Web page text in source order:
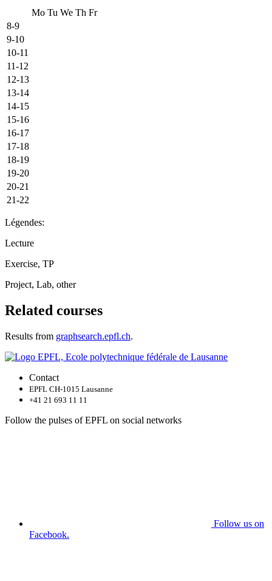
Mo Tu We Th Fr
8-9
9-10
10-11
11-12
12-13
13-14
14-15
15-16
16-17
17-18
18-19
19-20
20-21
21-22
Légendes:
Lecture
Exercise, TP
Project, Lab, other
Related courses
Results from graphsearch.epfl.ch.
Contact
EPFL CH-1015 Lausanne
+41 21 693 11 11
Follow the pulses of EPFL on social networks
Follow us on
Facebook.